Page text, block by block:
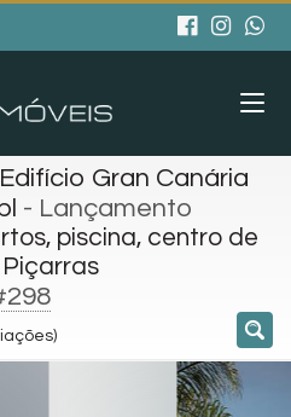
Gran Canária
- Lançamento
piscina, centro de
Piçarras